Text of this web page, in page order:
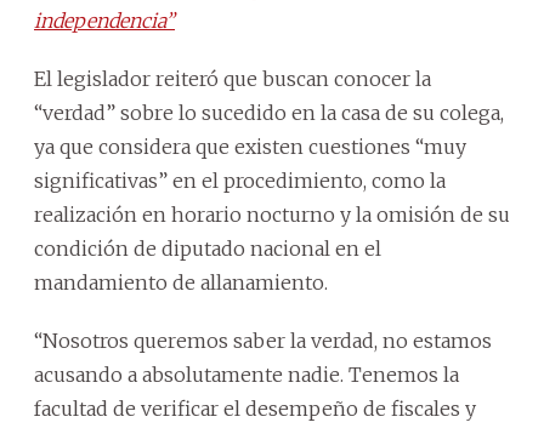
independencia”
El legislador reiteró que buscan conocer la
“verdad” sobre lo sucedido en la casa de su colega,
ya que considera que existen cuestiones “muy
significativas” en el procedimiento, como la
realización en horario nocturno y la omisión de su
condición de diputado nacional en el
mandamiento de allanamiento.
“Nosotros queremos saber la verdad, no estamos
acusando a absolutamente nadie. Tenemos la
facultad de verificar el desempeño de fiscales y